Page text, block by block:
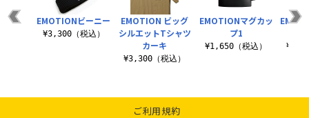
EMOTION ビッグ
シルエットTシャツ
カーキ
¥3,300（税込）
EMOTIONマグカッ
プ1
¥1,650（税込）
EMOTIONビーニー
¥3,300（税込）
ご利用規約